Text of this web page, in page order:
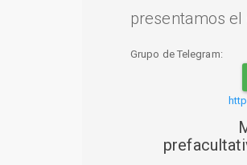
presentamos
Grupo de Telegram: